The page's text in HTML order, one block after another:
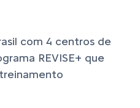
com 4 centros de
REVISE+ que